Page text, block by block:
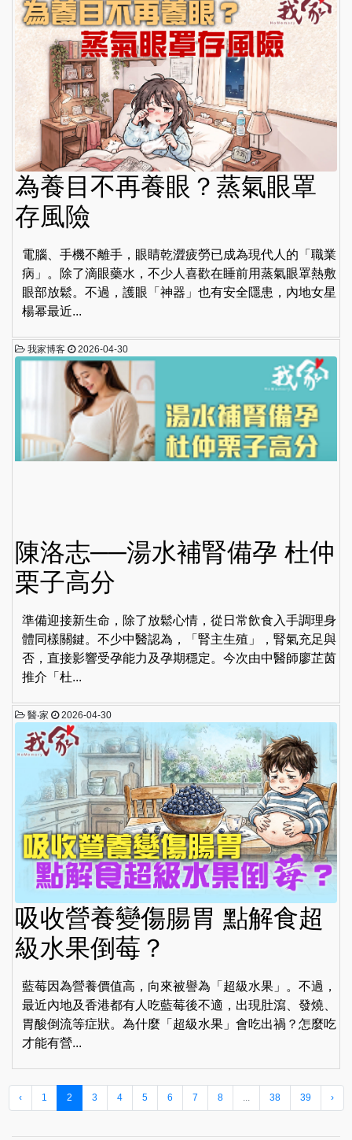
為養目不再養眼？蒸氣眼罩
存風險
電腦、手機不離手，眼睛乾澀疲勞已成為現代人的「職業
病」。除了滴眼藥水，不少人喜歡在睡前用蒸氣眼罩熱敷
眼部放鬆。不過，護眼「神器」也有安全隱患，內地女星
楊幂最近...
我家博客 2026-04-30
陳洛志──湯水補腎備孕 杜仲
栗子高分
準備迎接新生命，除了放鬆心情，從日常飲食入手調理身
體同樣關鍵。不少中醫認為，「腎主生殖」，腎氣充足與
否，直接影響受孕能力及孕期穩定。今次由中醫師廖芷茵
推介「杜...
醫‧家 2026-04-30
吸收營養變傷腸胃 點解食超
級水果倒莓？
藍莓因為營養價值高，向來被譽為「超級水果」。不過，
最近內地及香港都有人吃藍莓後不適，出現肚瀉、發燒、
胃酸倒流等症狀。為什麼「超級水果」會吃出禍？怎麼吃
才能有營...
‹ 1 2 3 4 5 6 7 8 38 39 ›